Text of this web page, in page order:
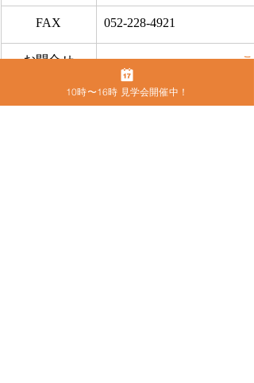
FAX 052-228-4921
お問合せ
●カムラック愛知の住所
10時〜16時 見学会開催中！